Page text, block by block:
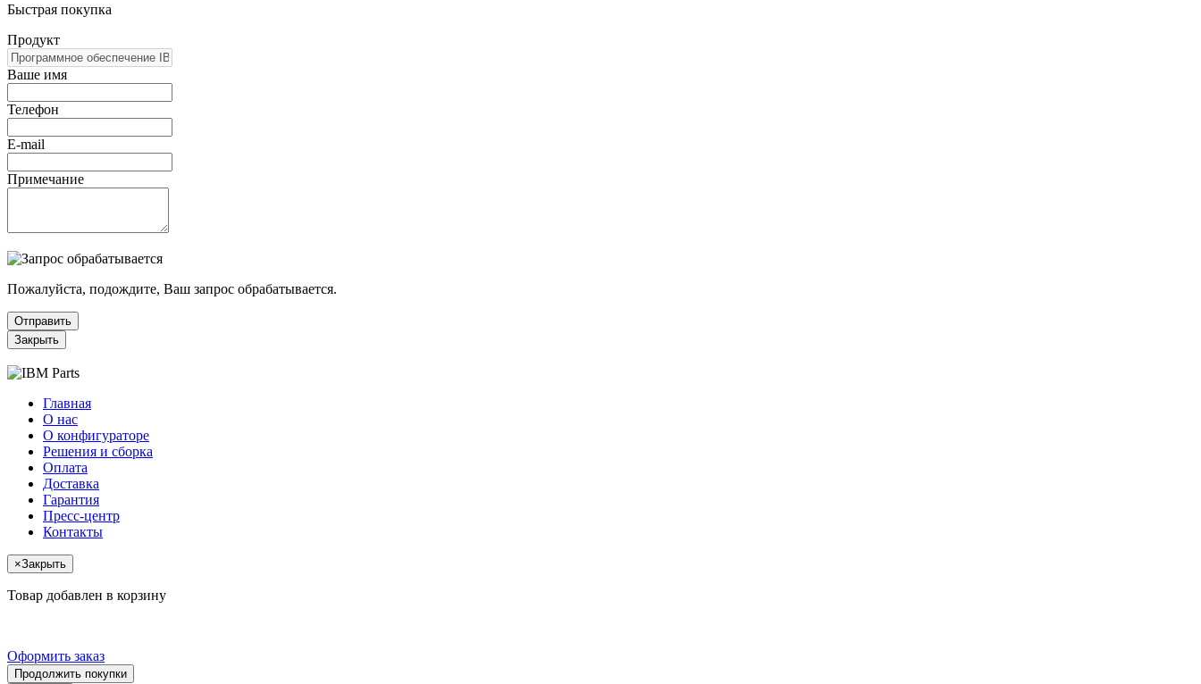
Быстрая покупка
Продукт
Ваше имя
Телефон
E-mail
Примечание
Пожалуйста, подождите, Ваш запрос обрабатывается.
Отправить
Закрыть
Главная
О нас
О конфигураторе
Решения и сборка
Оплата
Доставка
Гарантия
Пресс-центр
Контакты
×Закрыть
Товар добавлен в корзину
Оформить заказ
Продолжить покупки